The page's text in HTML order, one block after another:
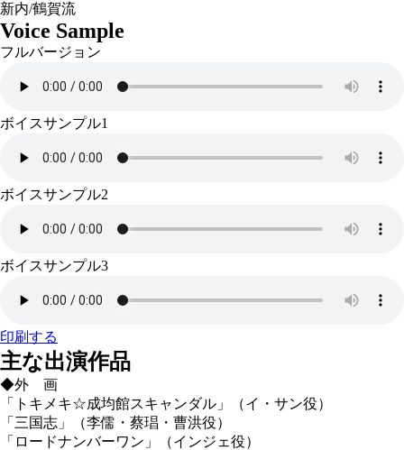
新内/鶴賀流
Voice Sample
フルバージョン
ボイスサンプル1
ボイスサンプル2
ボイスサンプル3
印刷する
主な出演作品
◆外 画
「トキメキ☆成均館スキャンダル」（イ・サン役）
「三国志」（李儒・蔡琩・曹洪役）
「ロードナンバーワン」（インジェ役）